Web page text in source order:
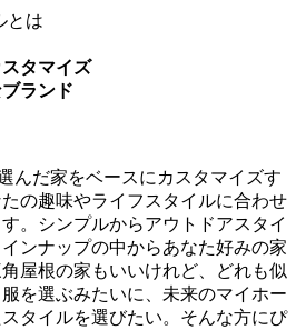
んだ家をベースにカスタマイズす
の趣味やライフスタイルに合わせ
。シンプルからアウトドアスタイ
ンナップの中からあなた好みの家
屋根の家もいいけれど、どれも似
を選ぶみたいに、未来のマイホー
タイルを選びたい。そんな方にぴ